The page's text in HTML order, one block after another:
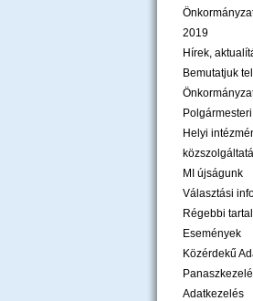
2019
Hírek,
Bemutatjuk
Helyi
MI újságunk
Választási
Régebbi
Események
Közérdekű
Adatkezelés